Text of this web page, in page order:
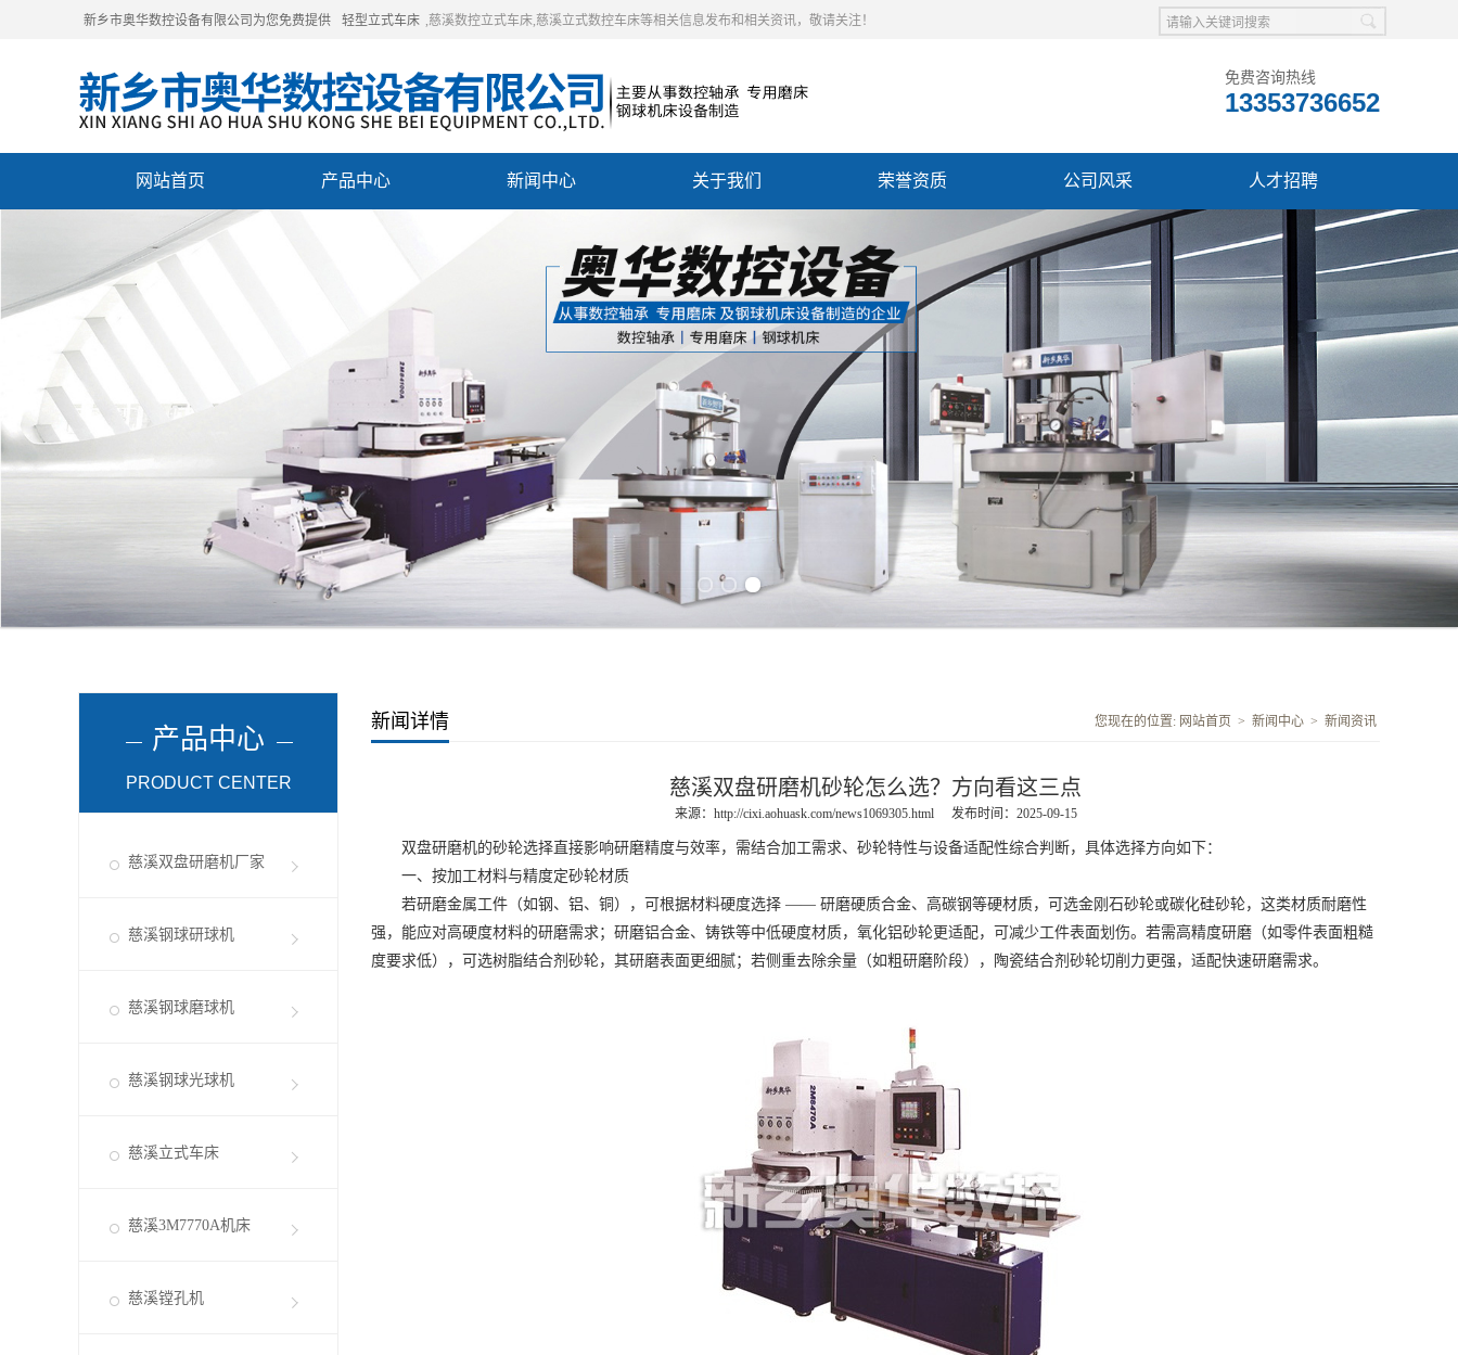
新乡市奥华数控设备有限公司为您免费提供 轻型立式车床 ,慈溪数控立式车床,慈溪立式数控车床等相关信息发布和相关资讯，敬请关注！
免费咨询热线
13353736652
网站首页 产品中心 新闻中心 关于我们 荣誉资质 公司风采 人才招聘
联系我们
产品中心
PRODUCT CENTER
慈溪双盘研磨机厂家
慈溪钢球研球机
慈溪钢球磨球机
慈溪钢球光球机
慈溪立式车床
慈溪3M7770A机床
慈溪镗孔机
新闻详情 您现在的位置: 网站首页 > 新闻中心 > 新闻资讯
慈溪双盘研磨机砂轮怎么选？方向看这三点
来源： http://cixi.aohuask.com/news1069305.html 发布时间：2025-09-15
双盘研磨机的砂轮选择直接影响研磨精度与效率，需结合加工需求、砂轮特性与设备适配性综合判断，具体选择方向如下：
一、按加工材料与精度定砂轮材质
若研磨金属工件（如钢、铝、铜），可根据材料硬度选择 —— 研磨硬质合金、高碳钢等硬材质，可选金刚石砂轮或碳化硅砂轮，这类材质耐磨性
强，能应对高硬度材料的研磨需求；研磨铝合金、铸铁等中低硬度材质，氧化铝砂轮更适配，可减少工件表面划伤。若需高精度研磨（如零件表面粗糙
度要求低），可选树脂结合剂砂轮，其研磨表面更细腻；若侧重去除余量（如粗研磨阶段），陶瓷结合剂砂轮切削力更强，适配快速研磨需求。